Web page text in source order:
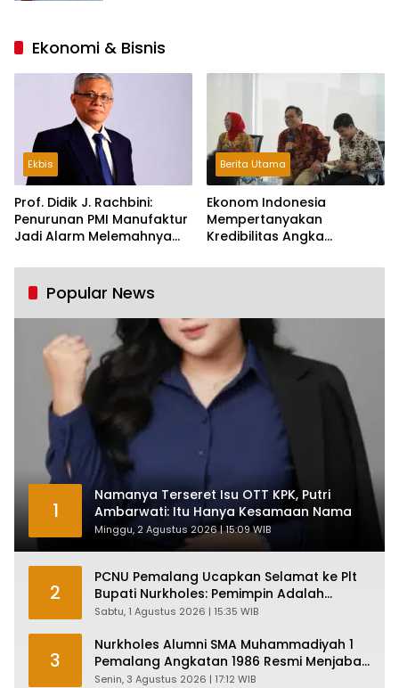
Ekonomi & Bisnis
Ekbis
Prof. Didik J. Rachbini:
Penurunan PMI Manufaktur
Jadi Alarm Melemahnya
Berita Utama
Ekonom Indonesia
Mempertanyakan
Kredibilitas Angka
Tumbuh Tapi Rapuh
Popular News
1
Namanya Terseret Isu OTT KPK, Putri
Ambarwati: Itu Hanya Kesamaan Nama
Minggu, 2 Agustus 2026 | 15:09 WIB
2
PCNU Pemalang Ucapkan Selamat ke Plt
Bupati Nurkholes: Pemimpin Adalah
Pelayan Rakyat!
Sabtu, 1 Agustus 2026 | 15:35 WIB
3
Nurkholes Alumni SMA Muhammadiyah 1
Pemalang Angkatan 1986 Resmi Menjabat
Plt Bupati, Inilah Pesan Ketua Asmam 86
Senin, 3 Agustus 2026 | 17:12 WIB